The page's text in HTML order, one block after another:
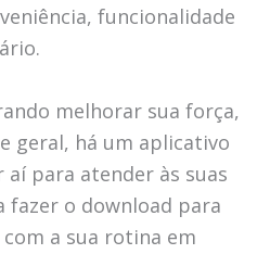
funcionalidade
melhorar sua força,
geral, há um aplicativo
para atender às suas
fazer o download para
a sua rotina em